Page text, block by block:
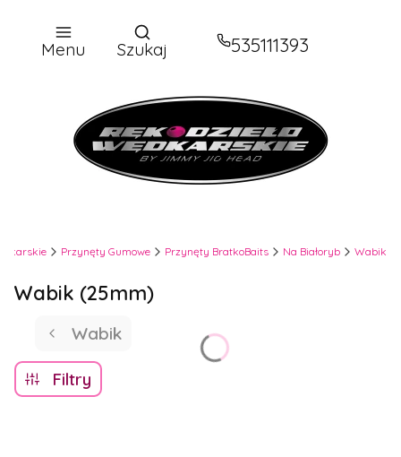
Menu
Otwórz wyszukiwarkę
Szukaj 535111393
Przynęty Gumowe Przynęty BratkoBaits Na Białoryb Wabik
Wabik (25mm)
Wabik
Filtry